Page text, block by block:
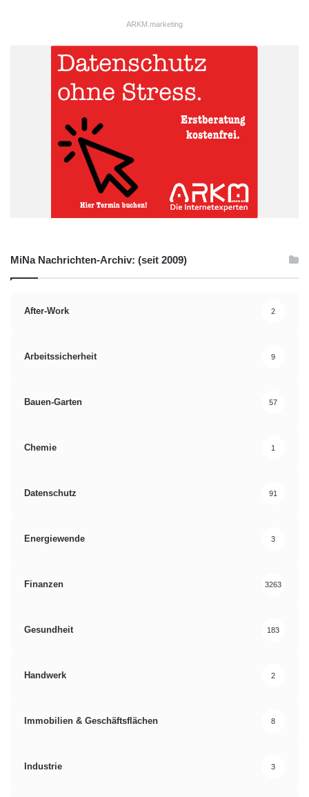
ARKM.marketing
MiNa Nachrichten-Archiv: (seit 2009)
After-Work 2
Arbeitssicherheit 9
Bauen-Garten 57
Chemie 1
Datenschutz 91
Energiewende 3
Finanzen 3263
Gesundheit 183
Handwerk 2
Immobilien & Geschäftsflächen 8
Industrie 3